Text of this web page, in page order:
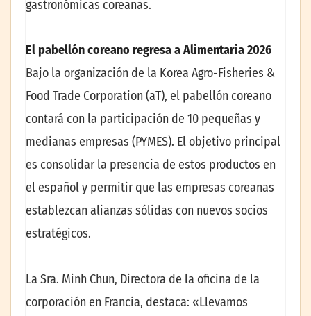
gastronómicas coreanas.
El pabellón coreano regresa a Alimentaria 2026
Bajo la organización de la Korea Agro-Fisheries &
Food Trade Corporation (aT), el pabellón coreano
contará con la participación de 10 pequeñas y
medianas empresas (PYMES). El objetivo principal
es consolidar la presencia de estos productos en
el español y permitir que las empresas coreanas
establezcan alianzas sólidas con nuevos socios
estratégicos.
La Sra. Minh Chun, Directora de la oficina de la
corporación en Francia, destaca: «Llevamos